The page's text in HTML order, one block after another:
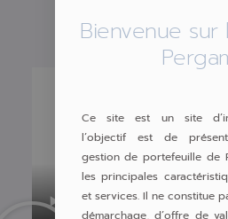
Bienvenue
Ce site est un site
l’objectif est de
gestion de portefeuille de
les principales
et services. Il ne constitue
démarchage, d’offre de